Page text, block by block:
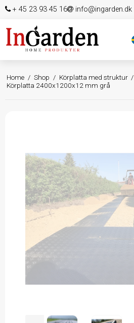
+ 45 23 93 45 16 info@ingarden.dk
Home / Shop / Körplatta med struktur /
Körplatta 2400x1200x12 mm grå